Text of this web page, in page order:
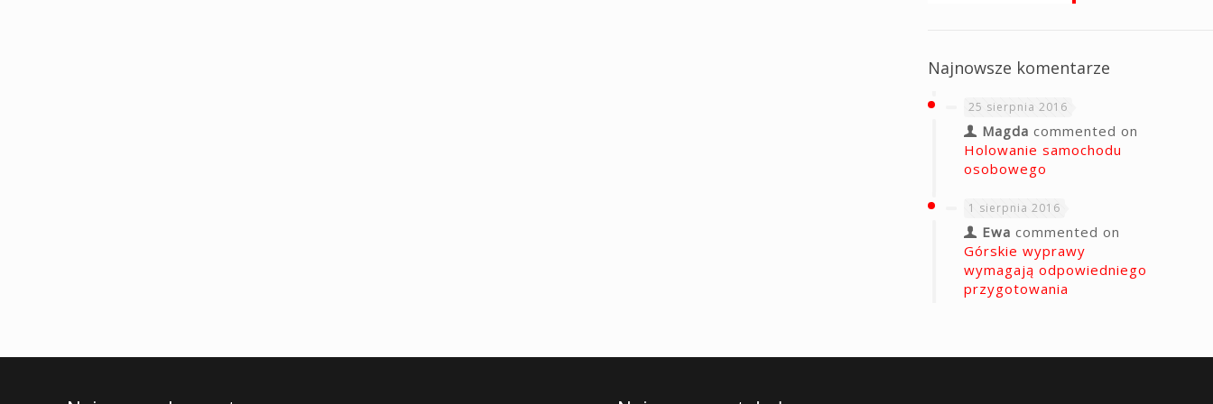
Najnowsze komentarze
25 sierpnia 2016
Magda commented on
Holowanie samochodu
osobowego
1 sierpnia 2016
Ewa commented on
Górskie wyprawy
wymagają odpowiedniego
przygotowania